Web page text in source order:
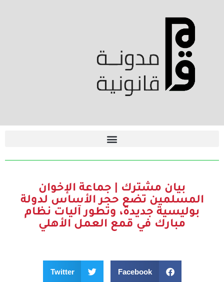
بيان مشترك | جماعة الإخوان
المسلمين تضع حجر الأساس لدولة
بوليسية جديدة، وتطور آليات نظام
مبارك في قمع العمل الأهلي
Facebook
Twitter